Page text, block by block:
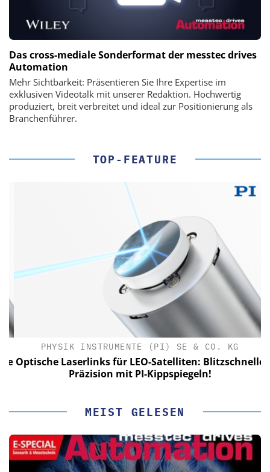
Das cross-mediale Sonderformat der messtec drives
Automation
Mehr Sichtbarkeit: Präsentieren Sie Ihre Expertise im
exklusiven Videotalk mit unserer Redaktion. Hochwertig
produziert, breit verbreitet und ideal zur Positionierung als
Branchenführer.
TOP-FEATURE
PHYSIK INSTRUMENTE (PI) SE & CO. KG
Optische Laserlinks für LEO-Satelliten: Blitzschnelle
Präzision mit PI-Kippspiegeln!
MEIST GELESEN